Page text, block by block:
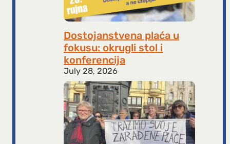
Dostojanstvena plaća u
fokusu: okrugli stol i
konferencija
July 28, 2026